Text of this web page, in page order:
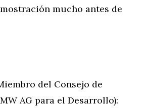
mucho antes de
del Consejo de
AG para el Desarrollo):